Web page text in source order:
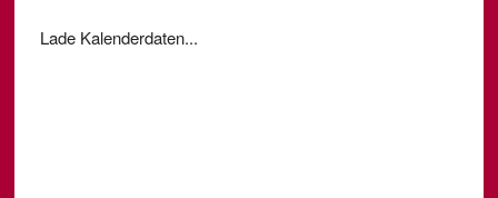
Lade Kalenderdaten...